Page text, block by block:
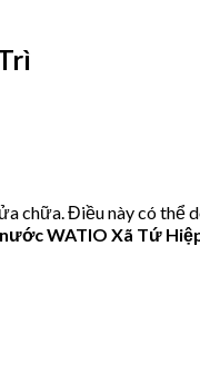
Điều này có thể
WATIO Xã Tứ